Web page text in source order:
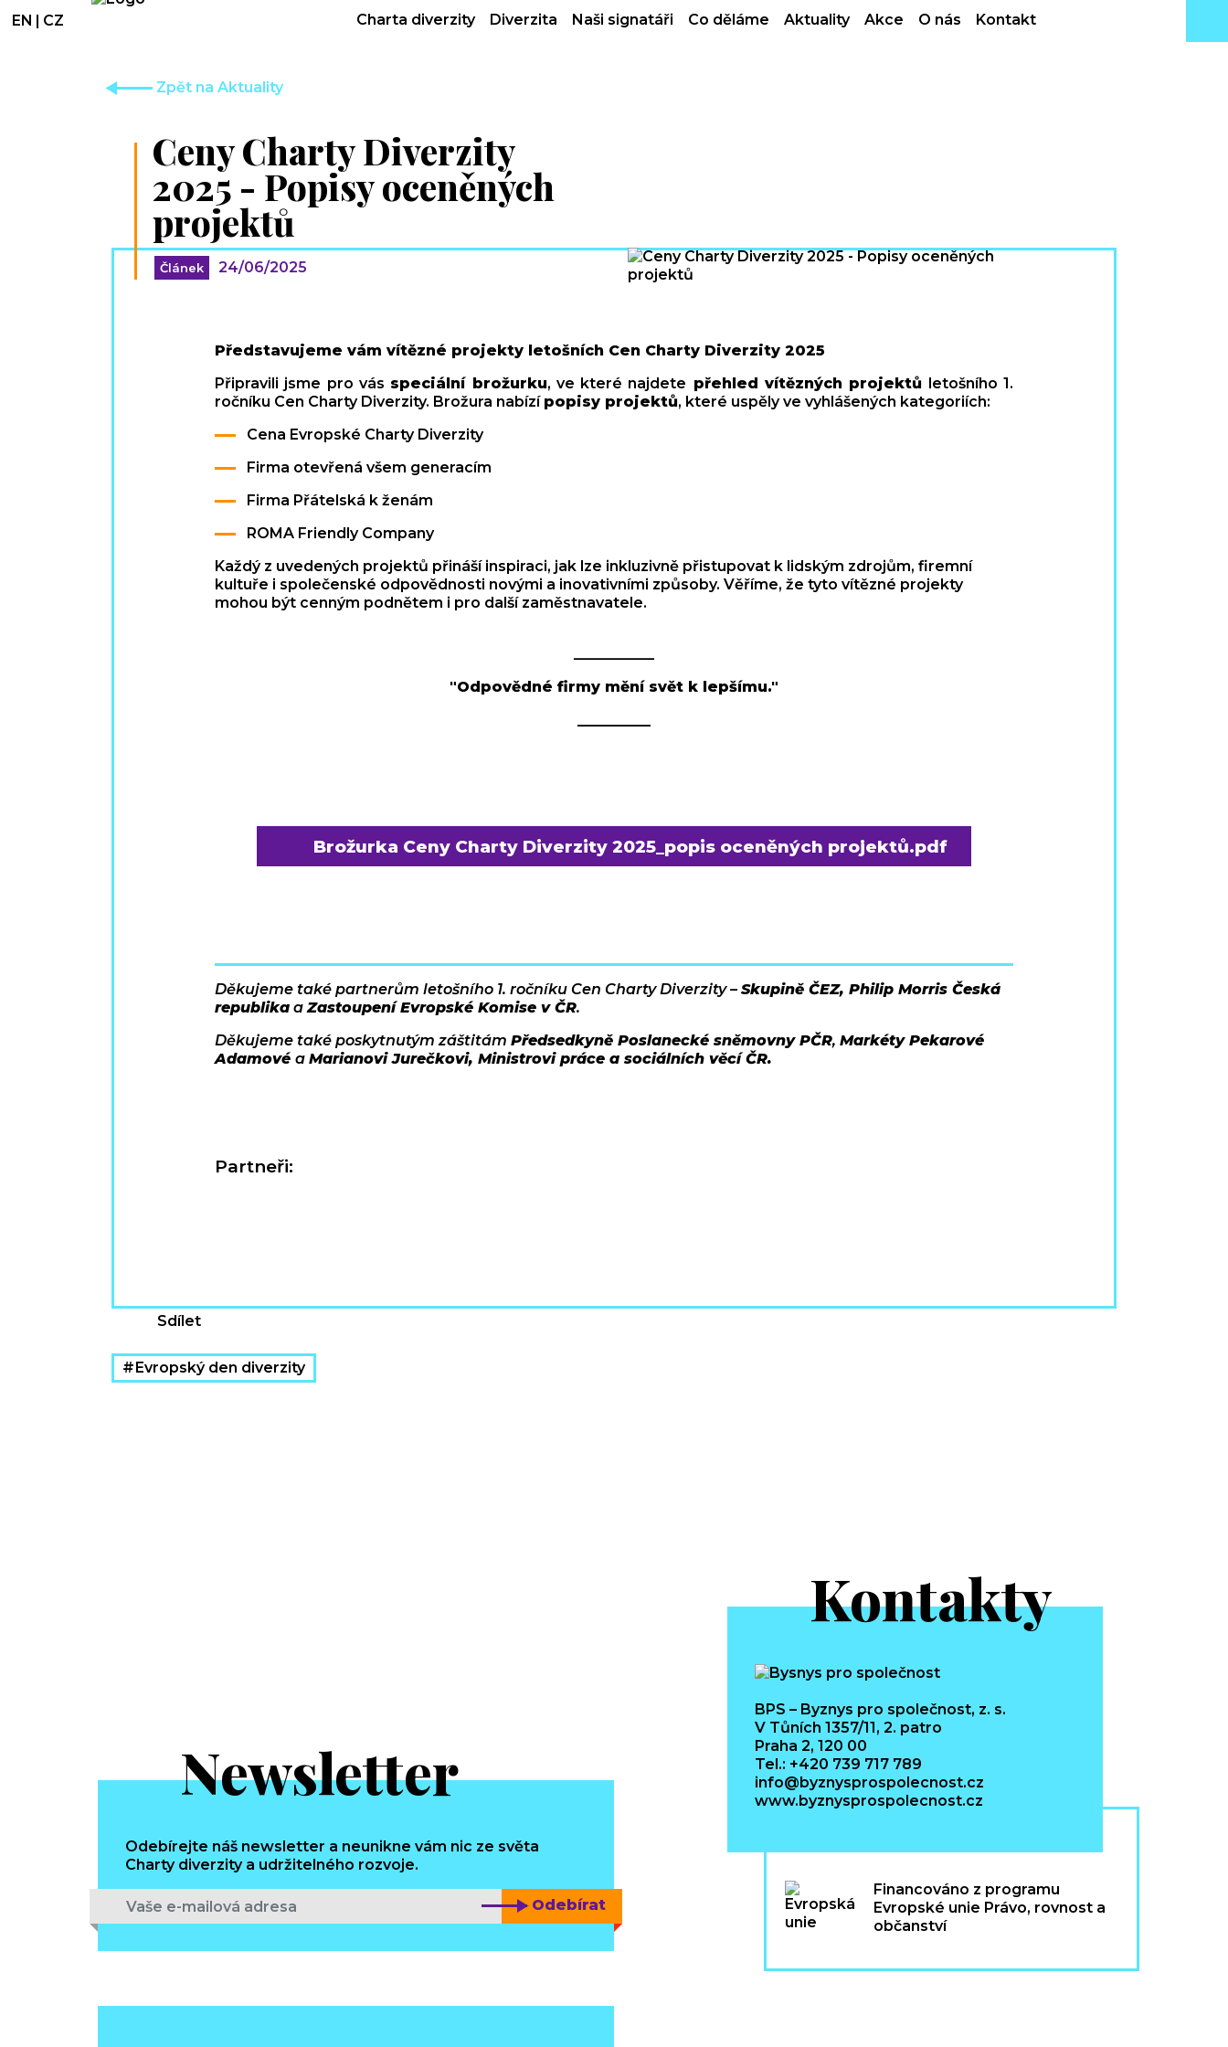
Charta diverzity Diverzita Naši signatáři Co děláme Aktuality Akce O nás Kontakt
EN | CZ
Zpět na Aktuality
Ceny Charty Diverzity
2025 - Popisy oceněných
projektů
Článek 24/06/2025
Představujeme vám vítězné projekty letošních Cen Charty Diverzity 2025
Připravili jsme pro vás speciální brožurku, ve které najdete přehled vítězných projektů letošního 1.
ročníku Cen Charty Diverzity. Brožura nabízí popisy projektů, které uspěly ve vyhlášených kategoriích:
Cena Evropské Charty Diverzity
Firma otevřená všem generacím
Firma Přátelská k ženám
ROMA Friendly Company
Každý z uvedených projektů přináší inspiraci, jak lze inkluzivně přistupovat k lidským zdrojům, firemní
kultuře i společenské odpovědnosti novými a inovativními způsoby. Věříme, že tyto vítězné projekty
mohou být cenným podnětem i pro další zaměstnavatele.
___________
"Odpovědné firmy mění svět k lepšímu."
Brožurka Ceny Charty Diverzity 2025_popis oceněných projektů.pdf
Děkujeme také partnerům letošního 1. ročníku Cen Charty Diverzity – Skupině ČEZ, Philip Morris Česká
republika aZastoupení Evropské Komise v ČR.
Děkujeme také poskytnutým záštitám Předsedkyně Poslanecké sněmovny PČR, Markéty Pekarové
Adamové a Marianovi Jurečkovi, Ministrovi práce a sociálních věcí ČR.
Partneři:
Sdílet
Evropský den diverzity
Newsletter
Odebírejte náš newsletter a neunikne vám nic ze světa
Charty diverzity a udržitelného rozvoje.
Odebírat
Kontakty
BPS – Byznys pro společnost, z. s.
V Tůních 1357/11, 2. patro
Praha 2, 120 00
Tel.: +420 739 717 789
info@byznysprospolecnost.cz
www.byznysprospolecnost.cz
Financováno z programu
Evropské unie Právo, rovnost a
občanství